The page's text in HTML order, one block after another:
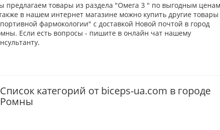
предлагаем товары из раздела "Омега 3 " по выгодным
в нашем интернет магазине можно купить другие товары
фармокологии" с доставкой Новой почтой в город
Если есть вопросы - пишите в онлайн чат нашему
Список категорий от biceps-ua.com в городе
Ромны